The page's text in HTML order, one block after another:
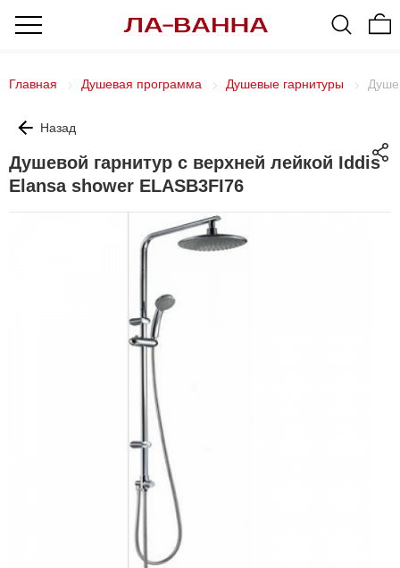
Главная Душевая программа Душевые гарнитуры
Назад
Душевой гарнитур с верхней лейкой Iddis
Elansa shower ELASB3FI76